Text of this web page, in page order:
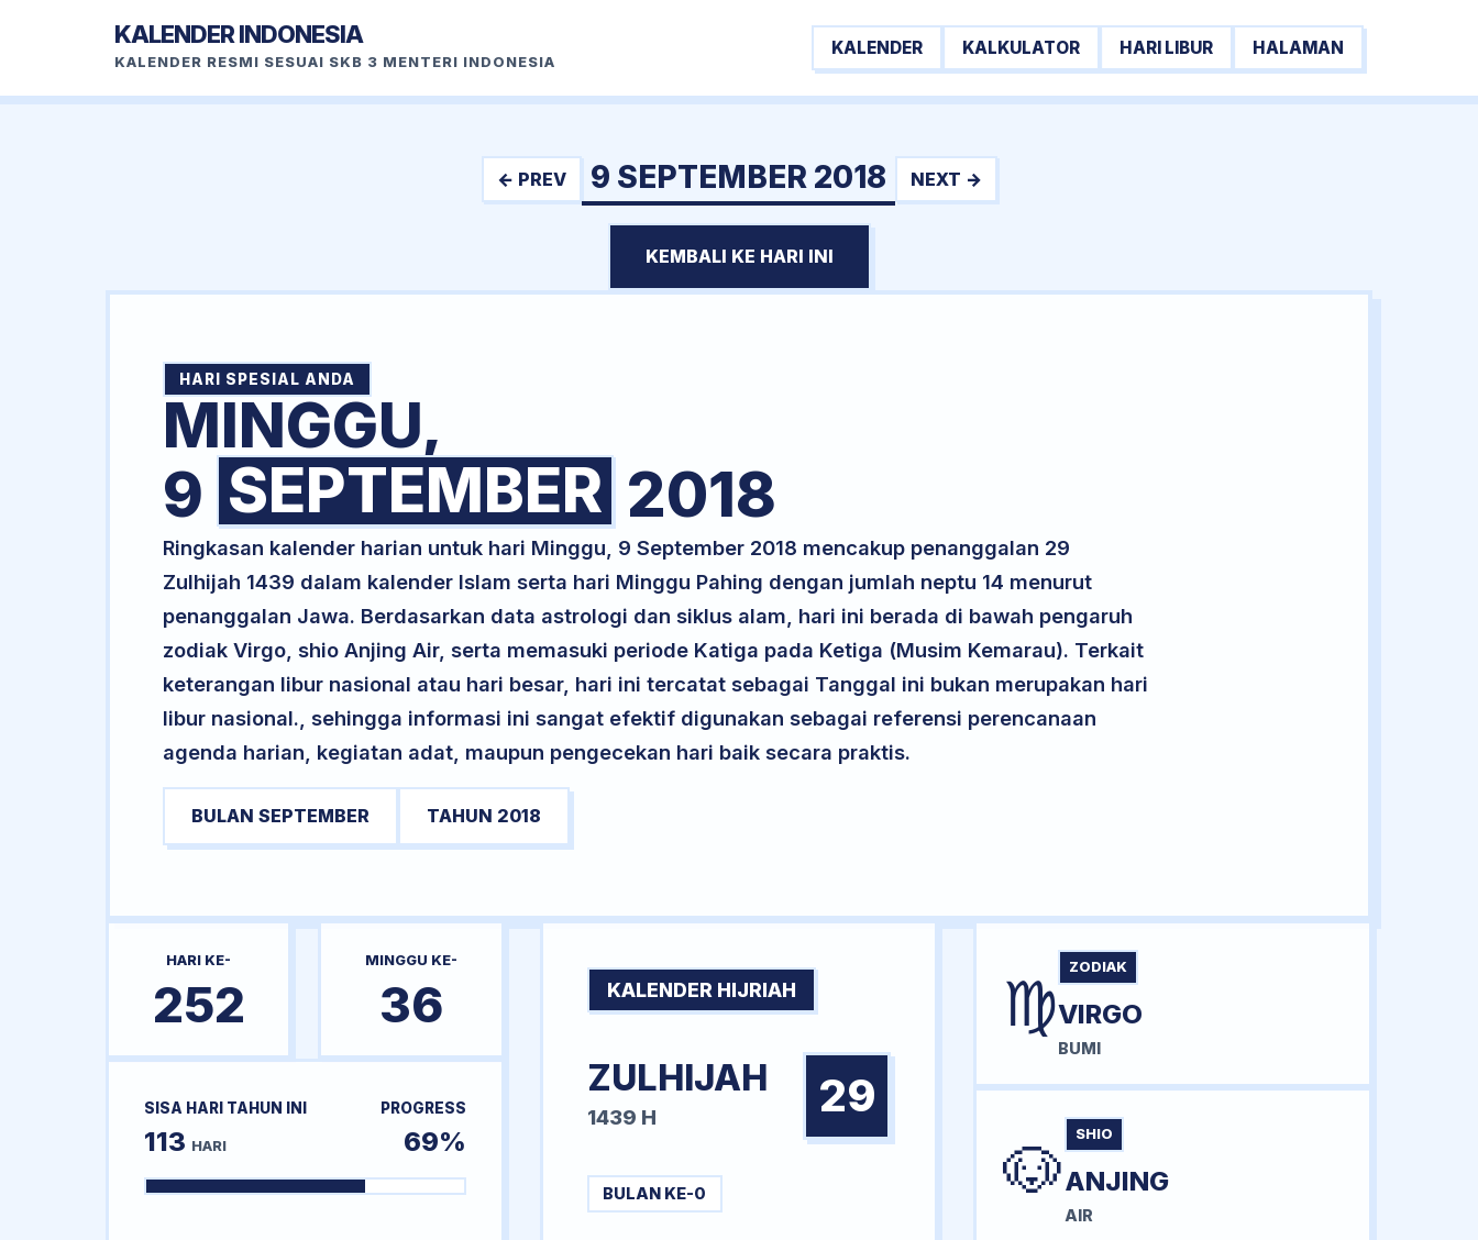
KALENDER INDONESIA
KALENDER RESMI SESUAI SKB 3 MENTERI INDONESIA
KALENDER KALKULATOR HARI LIBUR HALAMAN
← PREV 9 SEPTEMBER 2018 NEXT →
KEMBALI KE HARI INI
HARI SPESIAL ANDA
MINGGU,
9 SEPTEMBER 2018
Ringkasan kalender harian untuk hari Minggu, 9 September 2018 mencakup penanggalan 29
Zulhijah 1439 dalam kalender Islam serta hari Minggu Pahing dengan jumlah neptu 14 menurut
penanggalan Jawa. Berdasarkan data astrologi dan siklus alam, hari ini berada di bawah pengaruh
zodiak Virgo, shio Anjing Air, serta memasuki periode Katiga pada Ketiga (Musim Kemarau). Terkait
keterangan libur nasional atau hari besar, hari ini tercatat sebagai Tanggal ini bukan merupakan hari
libur nasional., sehingga informasi ini sangat efektif digunakan sebagai referensi perencanaan
agenda harian, kegiatan adat, maupun pengecekan hari baik secara praktis.
BULAN SEPTEMBER TAHUN 2018
HARI KE-
252
MINGGU KE-
36
SISA HARI TAHUN INI
113 HARI
PROGRESS
69%
KALENDER HIJRIAH
ZULHIJAH
1439 H 29
BULAN KE-0
♍ ZODIAK
VIRGO
BUMI
🐶 SHIO
ANJING
AIR